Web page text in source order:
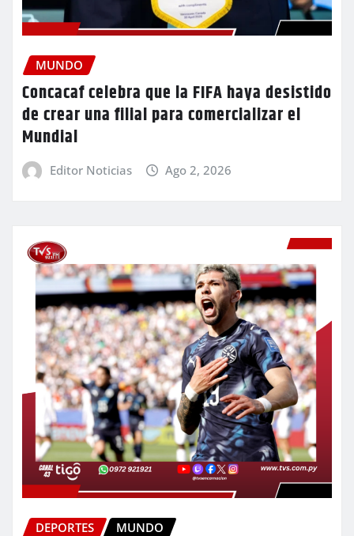
MUNDO
Concacaf celebra que la FIFA haya desistido
de crear una filial para comercializar el
Mundial
Editor Noticias Ago 2, 2026
DEPORTES MUNDO